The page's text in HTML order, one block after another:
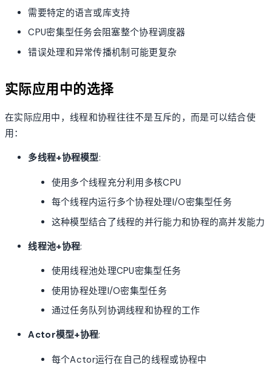
需要特定的语言或库支持
CPU密集型任务会阻塞整个协程调度器
错误处理和异常传播机制可能更复杂
实际应用中的选择
在实际应用中，线程和协程往往不是互斥的，而是可以结合使
用：
多线程+协程模型:
使用多个线程充分利用多核CPU
每个线程内运行多个协程处理I/O密集型任务
这种模型结合了线程的并行能力和协程的高并发能力
线程池+协程:
使用线程池处理CPU密集型任务
使用协程处理I/O密集型任务
通过任务队列协调线程和协程的工作
Actor模型+协程:
每个Actor运行在自己的线程或协程中